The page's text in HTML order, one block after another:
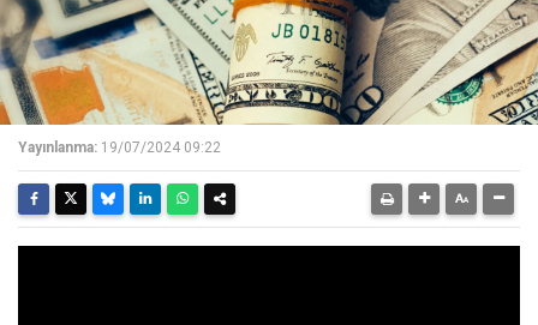
Yayınlanma: 19/07/2024 09:22